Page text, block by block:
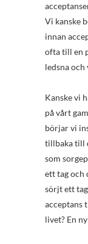
Vi kanske
innan
ofta till en
ledsna och
Kanske vi
på vårt
börjar vi
tillbaka till
som
ett tag och
sörjt ett
acceptans
livet? En